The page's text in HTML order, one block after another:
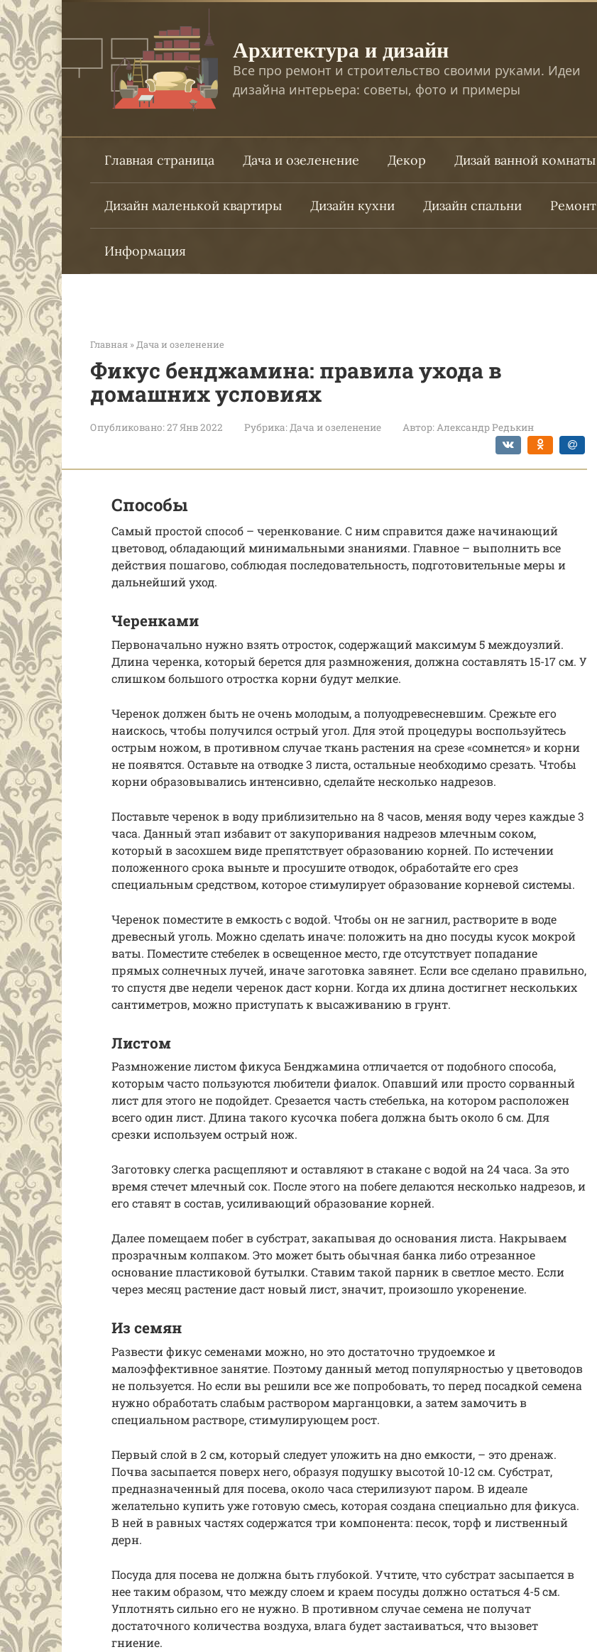
Перейти
к
контенту
Архитектура и дизайн
Все про ремонт и строительство своими руками. Идеи
дизайна интерьера: советы, фото и примеры
Главная страница Дача и озеленение Декор Дизай ванной комнаты
Дизайн маленькой квартиры Дизайн кухни Дизайн спальни Ремонт
Информация
Главная » Дача и озеленение
Фикус бенджамина: правила ухода в
домашних условиях
Опубликовано:27 Янв 2022 Рубрика:Дача и озеленение Автор:Александр Редькин
Способы
Самый простой способ – черенкование. С ним справится даже начинающий
цветовод, обладающий минимальными знаниями. Главное – выполнить все
действия пошагово, соблюдая последовательность, подготовительные меры и
дальнейший уход.
Черенками
Первоначально нужно взять отросток, содержащий максимум 5 междоузлий.
Длина черенка, который берется для размножения, должна составлять 15-17 см. У
слишком большого отростка корни будут мелкие.
Черенок должен быть не очень молодым, а полуодревесневшим. Срежьте его
наискось, чтобы получился острый угол. Для этой процедуры воспользуйтесь
острым ножом, в противном случае ткань растения на срезе «сомнется» и корни
не появятся. Оставьте на отводке 3 листа, остальные необходимо срезать. Чтобы
корни образовывались интенсивно, сделайте несколько надрезов.
Поставьте черенок в воду приблизительно на 8 часов, меняя воду через каждые 3
часа. Данный этап избавит от закупоривания надрезов млечным соком,
который в засохшем виде препятствует образованию корней. По истечении
положенного срока выньте и просушите отводок, обработайте его срез
специальным средством, которое стимулирует образование корневой системы.
Черенок поместите в емкость с водой. Чтобы он не загнил, растворите в воде
древесный уголь. Можно сделать иначе: положить на дно посуды кусок мокрой
ваты. Поместите стебелек в освещенное место, где отсутствует попадание
прямых солнечных лучей, иначе заготовка завянет. Если все сделано правильно,
то спустя две недели черенок даст корни. Когда их длина достигнет нескольких
сантиметров, можно приступать к высаживанию в грунт.
Листом
Размножение листом фикуса Бенджамина отличается от подобного способа,
которым часто пользуются любители фиалок. Опавший или просто сорванный
лист для этого не подойдет. Срезается часть стебелька, на котором расположен
всего один лист. Длина такого кусочка побега должна быть около 6 см. Для
срезки используем острый нож.
Заготовку слегка расщепляют и оставляют в стакане с водой на 24 часа. За это
время стечет млечный сок. После этого на побеге делаются несколько надрезов, и
его ставят в состав, усиливающий образование корней.
Далее помещаем побег в субстрат, закапывая до основания листа. Накрываем
прозрачным колпаком. Это может быть обычная банка либо отрезанное
основание пластиковой бутылки. Ставим такой парник в светлое место. Если
через месяц растение даст новый лист, значит, произошло укоренение.
Из семян
Развести фикус семенами можно, но это достаточно трудоемкое и
малоэффективное занятие. Поэтому данный метод популярностью у цветоводов
не пользуется. Но если вы решили все же попробовать, то перед посадкой семена
нужно обработать слабым раствором марганцовки, а затем замочить в
специальном растворе, стимулирующем рост.
Первый слой в 2 см, который следует уложить на дно емкости, – это дренаж.
Почва засыпается поверх него, образуя подушку высотой 10-12 см. Субстрат,
предназначенный для посева, около часа стерилизуют паром. В идеале
желательно купить уже готовую смесь, которая создана специально для фикуса.
В ней в равных частях содержатся три компонента: песок, торф и лиственный
дерн.
Посуда для посева не должна быть глубокой. Учтите, что субстрат засыпается в
нее таким образом, что между слоем и краем посуды должно остаться 4-5 см.
Уплотнять сильно его не нужно. В противном случае семена не получат
достаточного количества воздуха, влага будет застаиваться, что вызовет
гниение.